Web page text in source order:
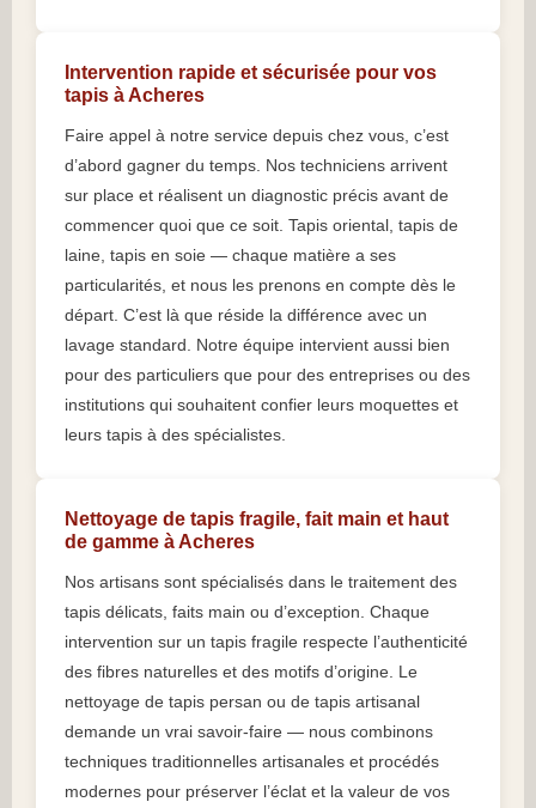
Intervention rapide et sécurisée pour vos
tapis à Acheres
Faire appel à notre service depuis chez vous, c’est
d’abord gagner du temps. Nos techniciens arrivent
sur place et réalisent un diagnostic précis avant de
commencer quoi que ce soit. Tapis oriental, tapis de
laine, tapis en soie — chaque matière a ses
particularités, et nous les prenons en compte dès le
départ. C’est là que réside la différence avec un
lavage standard. Notre équipe intervient aussi bien
pour des particuliers que pour des entreprises ou des
institutions qui souhaitent confier leurs moquettes et
leurs tapis à des spécialistes.
Nettoyage de tapis fragile, fait main et haut
de gamme à Acheres
Nos artisans sont spécialisés dans le traitement des
tapis délicats, faits main ou d’exception. Chaque
intervention sur un tapis fragile respecte l’authenticité
des fibres naturelles et des motifs d’origine. Le
nettoyage de tapis persan ou de tapis artisanal
demande un vrai savoir-faire — nous combinons
techniques traditionnelles artisanales et procédés
modernes pour préserver l’éclat et la valeur de vos